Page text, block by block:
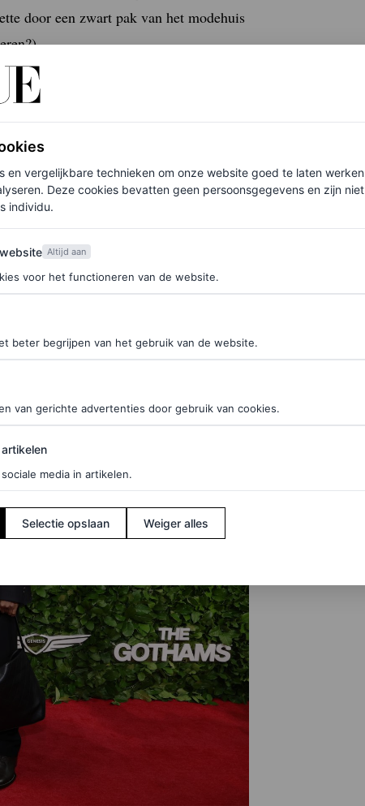
door een zwart pak van het modehuis
Before it’s in Vogue
hij gaf met zijn relatief eenvoudige
een custom ontwerp dat deed
de roze kleur en de verlaagde taille.
capemouwen en een lange
roze gevederd hoofddeksel en een
en vergelijkbare technieken om onze website goed te laten werken
Deze cookies bevatten geen persoonsgegevens en zijn niet
individu.
Altijd aan
voor het functioneren van de website.
beter begrijpen van het gebruik van de website.
van gerichte advertenties door gebruik van cookies.
media in artikelen.
Selectie opslaan Weiger alles